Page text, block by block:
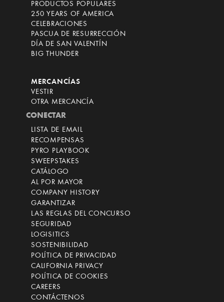
PRODUCTOS POPULARES
250 YEARS OF AMERICA
CELEBRACIONES
PASCUA DE RESURRECCIÓN
DÍA DE SAN VALENTÍN
BIG THUNDER
MERCANCÍAS
VESTIR
OTRA MERCANCÍA
CONECTAR
LISTA DE EMAIL
RECOMPENSAS
PYRO PLAYBOOK
SWEEPSTAKES
CATÁLOGO
AL POR MAYOR
COMPANY HISTORY
GARANTIZAR
LAS REGLAS DEL CONCURSO
SEGURIDAD
LOGISITICS
SOSTENIBILIDAD
POLÍTICA DE PRIVACIDAD
CALIFORNIA PRIVACY
POLÍTICA DE COOKIES
CAREERS
CONTÁCTENOS